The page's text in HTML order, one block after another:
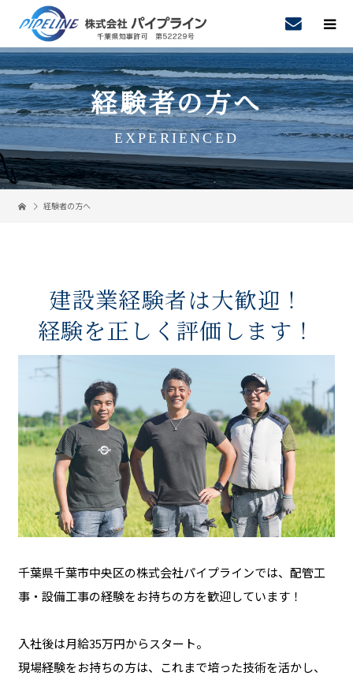
経験者の方へ
EXPERIENCED
経験者の方へ
建設業経験者は大歓迎！
経験を正しく評価します！
千葉県千葉市中央区の株式会社パイプラインでは、配管工
事・設備工事の経験をお持ちの方を歓迎しています！
入社後は月給35万円からスタート。
現場経験をお持ちの方は、これまで培った技術を活かし、